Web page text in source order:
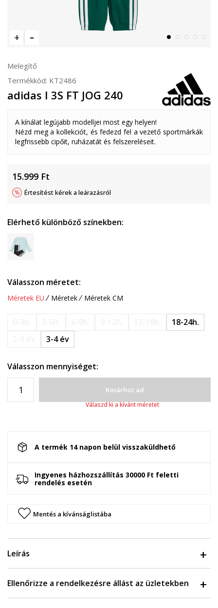
Melegítő
Termékkód: KT2486
adidas I 3S FT JOG 240
A kínálat legújabb modelljei most egy helyen!
Nézd meg a kollekciót, és fedezd fel a vezető sportmárkák
legfrissebb cipőit, ruházatát és felszereléseit.
15.999 Ft
Értesítést kérek a leárazásról
Elérhető különböző színekben:
Válasszon méretet:
Méretek EU Méretek Méretek CM
18-24h.
3-4 év
Válasszon mennyiséget:
Kosárhoz ad
Válaszd ki a kívánt méretet
A termék 14 napon belül visszaküldhető
Ingyenes házhozszállítás 30000 Ft feletti
rendelés esetén
Mentés a kívánságlistába
Leírás
Ellenőrizze a rendelkezésre állást az üzletekben